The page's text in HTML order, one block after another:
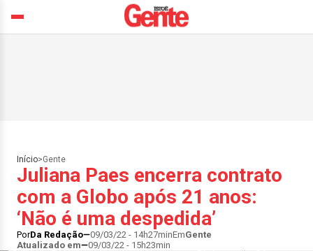
Início>Gente
Juliana Paes encerra contrato
com a Globo após 21 anos:
‘Não é uma despedida’
PorDa Redação 09/03/22 - 14h27minEmGente
Atualizado em
09/03/22 - 15h23min